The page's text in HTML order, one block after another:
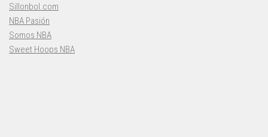
Sillonbol.com
NBA Pasión
Somos NBA
Sweet Hoops NBA